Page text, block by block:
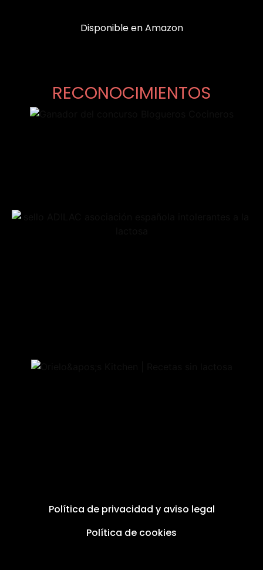
Disponible en Amazon
Política de privacidad y aviso legal
Política de cookies
RECONOCIMIENTOS